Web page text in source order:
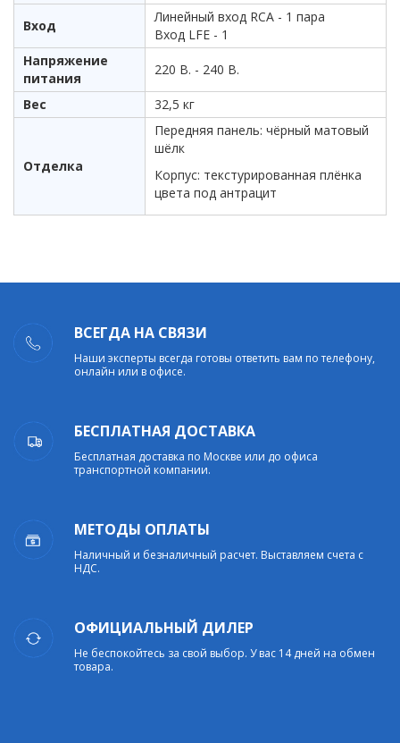
Вход
Линейный вход RCA - 1 пара
Вход LFE - 1
Напряжение
питания
220 В. - 240 В.
Вес 32,5 кг
Отделка
Передняя панель: чёрный матовый
шёлк
Корпус: текстурированная плёнка
цвета под антрацит
ВСЕГДА НА СВЯЗИ
Наши эксперты всегда готовы ответить вам по телефону,
онлайн или в офисе.
БЕСПЛАТНАЯ ДОСТАВКА
Бесплатная доставка по Москве или до офиса
транспортной компании.
МЕТОДЫ ОПЛАТЫ
Наличный и безналичный расчет. Выставляем счета с
НДС.
ОФИЦИАЛЬНЫЙ ДИЛЕР
Не беспокойтесь за свой выбор. У вас 14 дней на обмен
товара.